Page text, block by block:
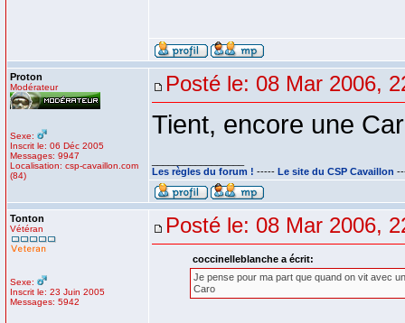
Proton
Modérateur
Sexe:
Inscrit le: 06 Déc 2005
Messages: 9947
Localisation: csp-cavaillon.com
(84)
Posté le: 08 Mar 2006,
Tient, encore une
Les règles du forum ! ----- Le site du CSP Cavaillon
Tonton
Vétéran
Sexe:
Inscrit le: 23 Juin 2005
Messages: 5942
Posté le: 08 Mar 2006,
coccinelleblanche a écrit:
Je pense pour ma part que quand on vit avec
Caro